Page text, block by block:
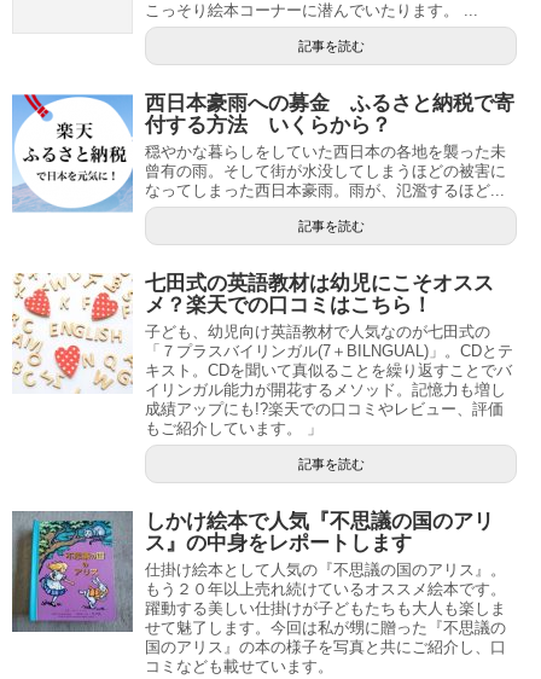
こっそり絵本コーナーに潜んでいたります。 ...
記事を読む
西日本豪雨への募金 ふるさと納税で寄
付する方法 いくらから？
穏やかな暮らしをしていた西日本の各地を襲った未
曾有の雨。そして街が水没してしまうほどの被害に
なってしまった西日本豪雨。雨が、氾濫するほど...
記事を読む
七田式の英語教材は幼児にこそオスス
メ？楽天での口コミはこちら！
子ども、幼児向け英語教材で人気なのが七田式の
「７プラスバイリンガル(7＋BILNGUAL)」。CDとテ
キスト。CDを聞いて真似ることを繰り返すことでバ
イリンガル能力が開花するメソッド。記憶力も増し
成績アップにも!?楽天での口コミやレビュー、評価
もご紹介しています。 」
記事を読む
しかけ絵本で人気『不思議の国のアリ
ス』の中身をレポートします
仕掛け絵本として人気の『不思議の国のアリス』。
もう２０年以上売れ続けているオススメ絵本です。
躍動する美しい仕掛けが子どもたちも大人も楽しま
せて魅了します。今回は私が甥に贈った『不思議の
国のアリス』の本の様子を写真と共にご紹介し、口
コミなども載せています。